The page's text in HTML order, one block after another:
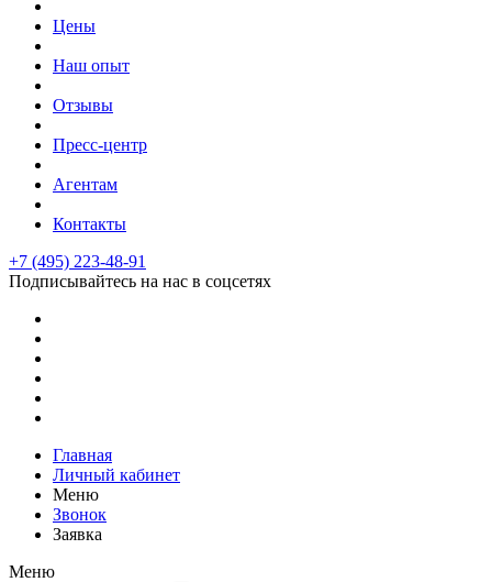
Цены
Наш опыт
Отзывы
Пресс-центр
Агентам
Контакты
+7 (495) 223-48-91
Подписывайтесь на нас в соцсетях
Главная
Личный кабинет
Меню
Звонок
Заявка
Меню